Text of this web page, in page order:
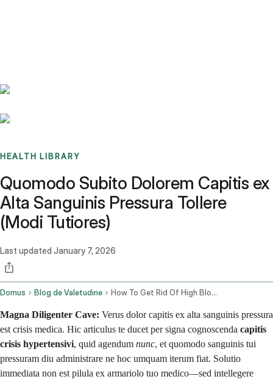
HEALTH LIBRARY
Quomodo Subito Dolorem Capitis ex
Alta Sanguinis Pressura Tollere
(Modi Tutiores)
Last updated January 7, 2026
Domus Blog de Valetudine How To Get Rid Of High Blood Pressure Headache Instantly
Magna Diligenter Cave: Verus dolor capitis ex alta sanguinis pressura
est crisis medica. Hic articulus te ducet per signa cognoscenda capitis
crisis hypertensivi, quid agendum nunc, et quomodo sanguinis tui
pressuram diu administrare ne hoc umquam iterum fiat. Solutio
immediata non est pilula ex armariolo tuo medico—sed intellegere